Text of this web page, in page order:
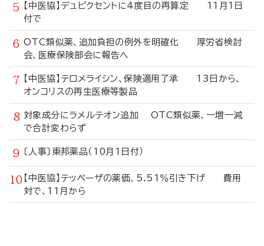
【中医協】デュピクセントに4度目の再算定 11月1日
付で
OTC類似薬、追加負担の例外を明確化 厚労省検討
会、医療保険部会に報告へ
【中医協】テロメライシン、保険適用了承 13日から、
オンコリスの再生医療等製品
対象成分にラメルテオン追加 OTC類似薬、一増一減
で合計変わらず
〔人事〕東邦薬品（10月1日付）
【中医協】テッペーザの薬価、5.51％引き下げ 費用
対で、11月から